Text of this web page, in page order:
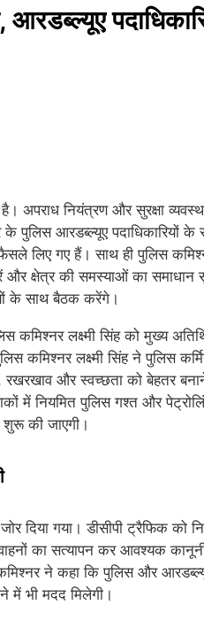
अपराध नियंत्रण और सुरक्षा
के पुलिस आरडब्ल्यूए
लिए गए हैं। साथ ही पुलिस
क्षेत्र की समस्याओं का समाधान
के साथ बैठक करेंगे।
लक्ष्मी सिंह को मुख्य
कमिश्नर लक्ष्मी सिंह ने पुलिस
रखरखाव और स्वच्छता को बेहतर
में नियमित पुलिस गश्त और
शुरू की जाएगी।
दिया गया। डीसीपी ट्रैफिक
का सत्यापन कर आवश्यक कानूनी
ने कहा कि पुलिस और
में भी मदद मिलेगी।